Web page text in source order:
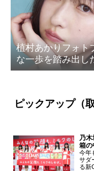
植村あかりフォト
な一歩を踏み出し
ピックアップ（
乃
箱の
今年
サダ
る新